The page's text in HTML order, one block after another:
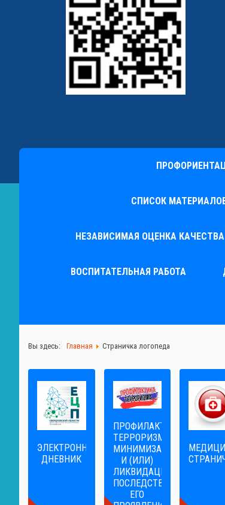
СПИСОК
НЕЗАВИСИМАЯ ОЦЕНКА
ВОСПИТАТЕЛЬНАЯ РАБОТА
Вы здесь: Главная Страничка логопеда
ЭЛЕКТРОННЫЙ
ДНЕВНИК
ПРОФИЛАКТИКА
ТЕРРОРИЗМА,
МИНИМИЗАЦИЯ
И (ИЛИ)
ЛИКВИДАЦИЯ
ПОСЛЕДСТВИЙ
ЕГО